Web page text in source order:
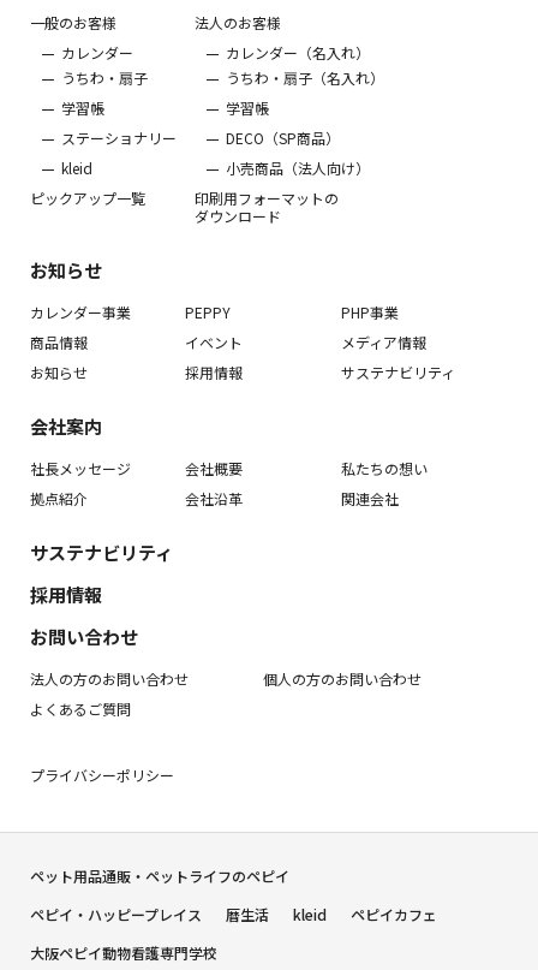
一般のお客様
カレンダー
うちわ・扇子
学習帳
ステーショナリー
kleid
ピックアップ一覧
法人のお客様
カレンダー（名入れ）
うちわ・扇子（名入れ）
学習帳
DECO（SP商品）
小売商品（法人向け）
印刷用フォーマットの
ダウンロード
お知らせ
カレンダー事業 PEPPY
PHP事業
商品情報
イベント
メディア情報
お知らせ
採用情報 サステナビリティ
会社案内
社長メッセージ 会社概要
私たちの想い
拠点紹介
会社沿革 関連会社
サステナビリティ
採用情報
お問い合わせ
法人の方のお問い合わせ
個人の方のお問い合わせ
よくあるご質問
プライバシーポリシー
ペット用品通販・ペットライフのペピイ
ペピイ・ハッピープレイス
暦生活 kleid
ペピイカフェ
大阪ペピイ動物看護専門学校